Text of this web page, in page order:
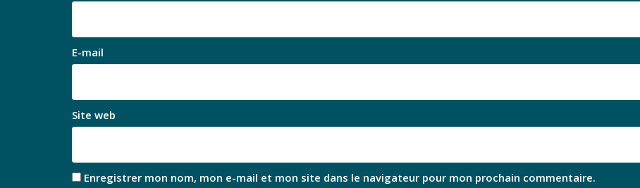
E-mail
Site web
Enregistrer mon nom, mon e-mail et mon site dans le navigateur pour mon prochain commentaire.